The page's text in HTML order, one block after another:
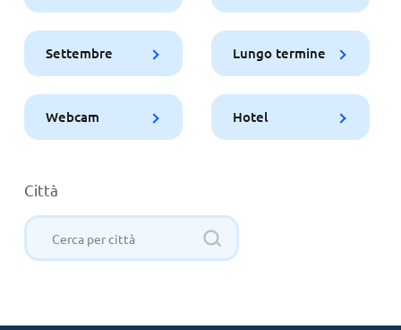
Settembre Lungo termine
Webcam Hotel
Città